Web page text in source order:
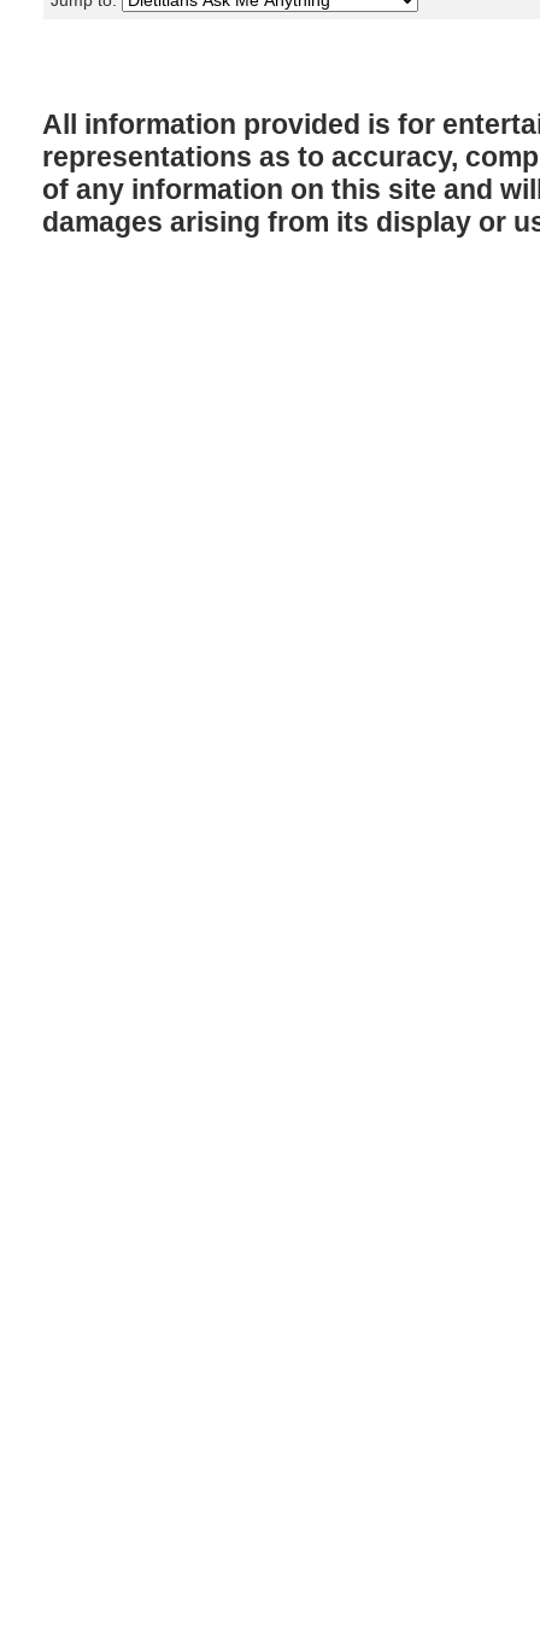
All information provided is for
representations as to accuracy,
of any information on this site and
damages arising from its display or